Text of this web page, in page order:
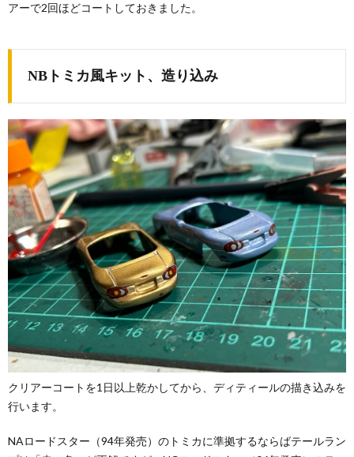
アーで2回ほどコートしておきました。
NBトミカ風キット、造り込み
クリアーコートを1日以上乾かしてから、ディティールの描き込みを
行います。
NAロードスター（94年発売）のトミカに準拠するならばテールラン